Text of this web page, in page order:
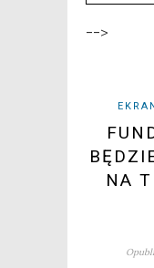
-->
NA